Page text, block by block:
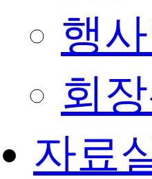
행
회
자료